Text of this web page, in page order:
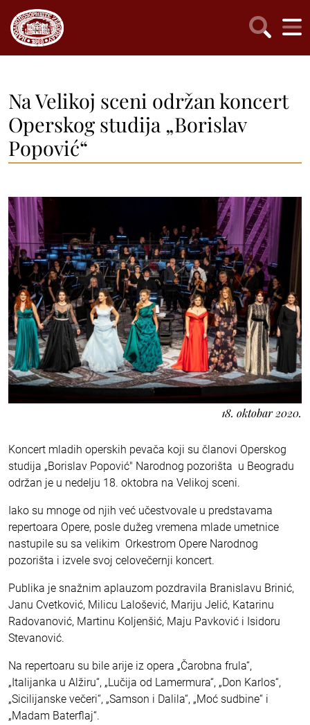
Na Velikoj sceni održan koncert
Operskog studija „Borislav
Popović“
18. oktobar 2020.
Koncert mladih operskih pevača koji su članovi Operskog
studija „Borislav Popović" Narodnog pozorišta u Beogradu
održan je u nedelju 18. oktobra na Velikoj sceni.
Iako su mnoge od njih već učestvovale u predstavama
repertoara Opere, posle dužeg vremena mlade umetnice
nastupile su sa velikim Orkestrom Opere Narodnog
pozorišta i izvele svoj celovečernji koncert.
Publika je snažnim aplauzom pozdravila Branislavu Brinić,
Janu Cvetković, Milicu Lalošević, Mariju Jelić, Katarinu
Radovanović, Martinu Koljenšić, Maju Pavković i Isidoru
Stevanović.
Na repertoaru su bile arije iz opera „Čarobna frula“,
„Italijanka u Alžiru“, „Lučija od Lamermura“, „Don Karlos“,
„Sicilijanske večeri“, „Samson i Dalila“, „Moć sudbine“ i
„Madam Baterflaj“.